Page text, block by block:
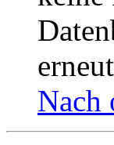
Nach